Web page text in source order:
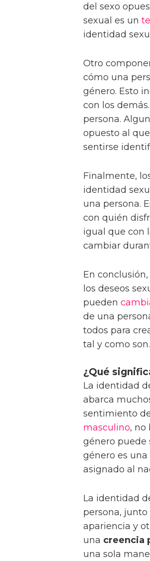
del sexo
sexual es un
identidad
Otro
cómo una
género. Esto
con los
persona.
opuesto al
sentirse
Finalmente,
identidad
una persona.
con quién
igual que con
cambiar
En
los deseos
pueden
de una
todos para
tal y como son.
¿Qué
La identidad
abarca
sentimiento
masculino, no
género puede
género es una
asignado al
La identidad
persona,
apariencia y
una creencia
una sola